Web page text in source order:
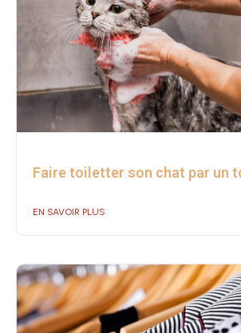
Faire toiletter son chat par un
EN SAVOIR PLUS